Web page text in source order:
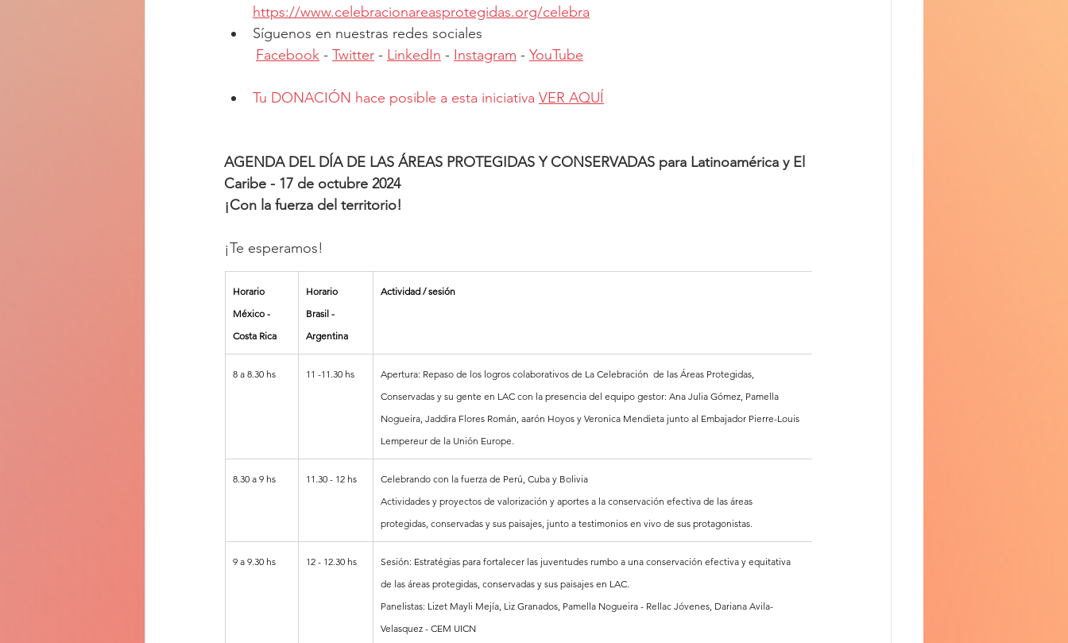
https://www.celebracionareasprotegidas.org/celebra
Síguenos en nuestras redes sociales
Facebook - Twitter - LinkedIn - Instagram - YouTube
Tu DONACIÓN hace posible a esta iniciativa VER AQUÍ
AGENDA DEL DÍA DE LAS ÁREAS PROTEGIDAS Y CONSERVADAS para Latinoamérica y El
Caribe - 17 de octubre 2024
¡Con la fuerza del territorio!
¡Te esperamos!
Horario
México -
Costa Rica
Horario
Brasil -
Argentina
Actividad / sesión
8 a 8.30 hs 11 -11.30 hs
Apertura: Repaso de los logros colaborativos de La Celebración  de las Áreas Protegidas,
Conservadas y su gente en LAC con la presencia del equipo gestor: Ana Julia Gómez, Pamella
Nogueira, Jaddira Flores Román, aarón Hoyos y Veronica Mendieta junto al Embajador Pierre-Louis
Lempereur de la Unión Europe.
8.30 a 9 hs 11.30 - 12 hs
Celebrando con la fuerza de Perú, Cuba y Bolivia
Actividades y proyectos de valorización y aportes a la conservación efectiva de las áreas
protegidas, conservadas y sus paisajes, junto a testimonios en vivo de sus protagonistas.
9 a 9.30 hs 12 - 12.30 hs
Sesión: Estratégias para fortalecer las juventudes rumbo a una conservación efectiva y equitativa
de las áreas protegidas, conservadas y sus paisajes en LAC.
Panelistas: Lizet Mayli Mejía, Liz Granados, Pamella Nogueira - Rellac Jóvenes, Dariana Avila-
Velasquez - CEM UICN